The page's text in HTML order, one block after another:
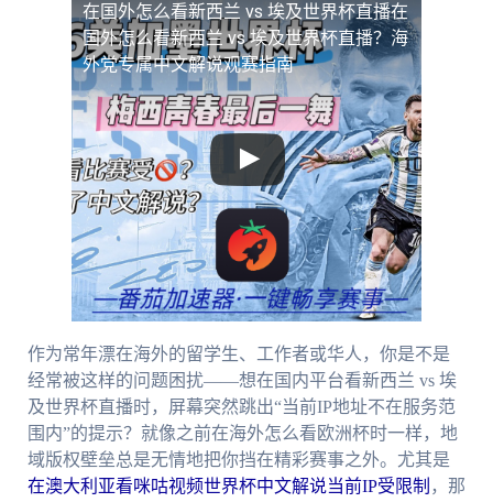
在国外怎么看新西兰 vs 埃及世界杯直播在
国外怎么看新西兰 vs 埃及世界杯直播？海
外党专属中文解说观赛指南
作为常年漂在海外的留学生、工作者或华人，你是不是
经常被这样的问题困扰——想在国内平台看新西兰 vs 埃
及世界杯直播时，屏幕突然跳出“当前IP地址不在服务范
围内”的提示？就像之前在海外怎么看欧洲杯时一样，地
域版权壁垒总是无情地把你挡在精彩赛事之外。尤其是
在澳大利亚看咪咕视频世界杯中文解说当前IP受限制 ，那